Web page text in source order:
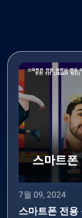
7월 09, 2024
스마트폰 전용